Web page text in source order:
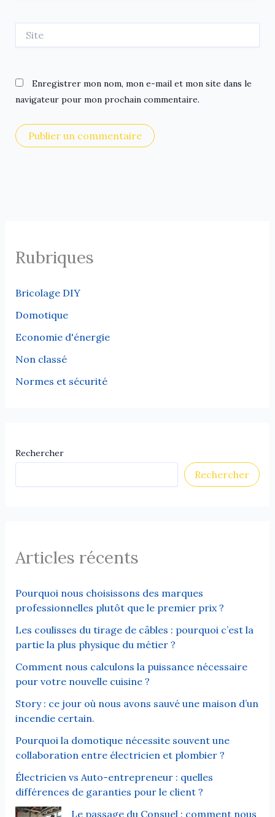
Enregistrer mon nom, mon e-mail et mon site dans le
navigateur pour mon prochain commentaire.
Rubriques
Bricolage DIY
Domotique
Economie d'énergie
Non classé
Normes et sécurité
Rechercher
Rechercher
Articles récents
Pourquoi nous choisissons des marques
professionnelles plutôt que le premier prix ?
Les coulisses du tirage de câbles : pourquoi c’est la
partie la plus physique du métier ?
Comment nous calculons la puissance nécessaire
pour votre nouvelle cuisine ?
Story : ce jour où nous avons sauvé une maison d’un
incendie certain.
Pourquoi la domotique nécessite souvent une
collaboration entre électricien et plombier ?
Électricien vs Auto-entrepreneur : quelles
différences de garanties pour le client ?
Le passage du Consuel : comment nous